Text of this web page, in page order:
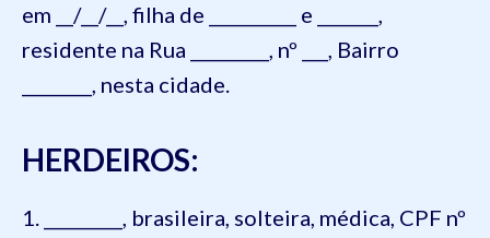
em __/__/__, filha de __________ e _______,
residente na Rua _________, nº ___, Bairro
________, nesta cidade.
HERDEIROS:
1. _________, brasileira, solteira, médica, CPF nº